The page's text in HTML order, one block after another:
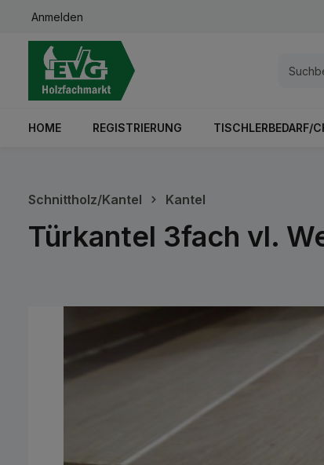
Zur Hauptnavigation springen
Anmelden
HOME REGISTRIERUNG TISCHLERBEDARF/
Schnittholz/Kantel Kantel
Türkantel 3fach vl.